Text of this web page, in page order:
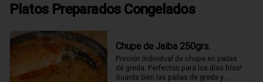
*El peso neto corresponde al producto
en su presentación completa, salsas o
Platos Preparados Congelados
Chupe de Jaiba 250grs.
Porción individual de chupe en pailas
de greda. Perfectos para los días fríos!
Guarda bien las pailas de greda y